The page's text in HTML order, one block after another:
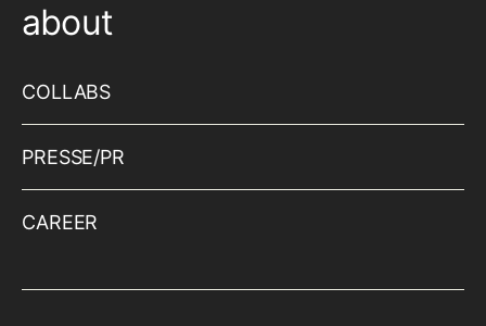
about
COLLABS
PRESSE/PR
CAREER